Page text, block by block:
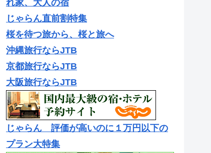
れ家、大人の宿
じゃらん直前割特集
桜を待つ旅から、桜と旅へ
沖縄旅行ならJTB
京都旅行ならJTB
大阪旅行ならJTB
じゃらん 評価が高いのに１万円以下の
プラン大特集